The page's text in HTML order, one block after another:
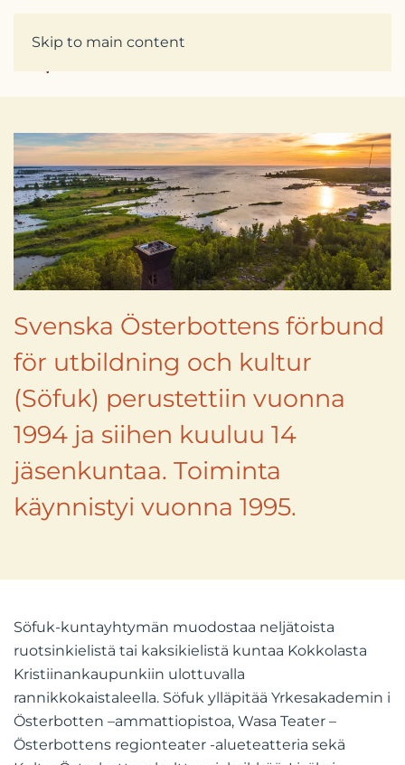
Skip to main content
Svenska Österbottens förbund
för utbildning och kultur
(Söfuk) perustettiin vuonna
1994 ja siihen kuuluu 14
jäsenkuntaa. Toiminta
käynnistyi vuonna 1995.
Söfuk-kuntayhtymän muodostaa neljätoista
ruotsinkielistä tai kaksikielistä kuntaa Kokkolasta
Kristiinankaupunkiin ulottuvalla
rannikkokaistaleella. Söfuk ylläpitää Yrkesakademin i
Österbotten –ammattiopistoa, Wasa Teater –
Österbottens regionteater -alueteatteria sekä